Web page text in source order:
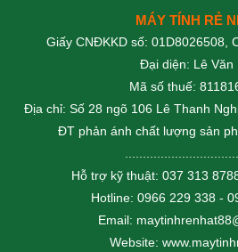
MÁY TÍNH RẺ
Giấy CNĐKKD số: 01D8026508,
Đại diện: Lê Văn
Mã số thuế:
Địa chỉ: Số 28 ngõ 106 Lê Thanh
ĐT phản ánh chất lượng sản
Hỗ trợ kỹ thuật: 037 313
Hotline: 0966 229 338 -
Email:
Website: